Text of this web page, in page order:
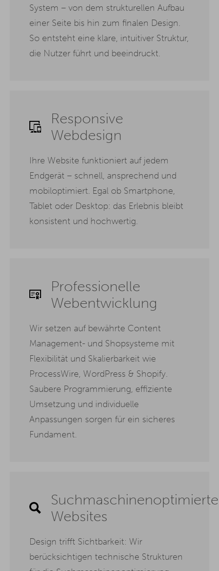
System – von dem strukturellen Aufbau
einer Seite bis hin zum finalen Design.
So entsteht eine klare, intuitiver Struktur,
die Nutzer führt und beeindruckt.
Responsive
Webdesign
Ihre Website funktioniert auf jedem
Endgerät – schnell, ansprechend und
mobiloptimiert. Egal ob Smartphone,
Tablet oder Desktop: das Erlebnis bleibt
konsistent und hochwertig.
Professionelle
Webentwicklung
Wir setzen auf bewährte Content
Management- und Shopsysteme mit
Flexibilität und Skalierbarkeit wie
ProcessWire, WordPress & Shopify.
Saubere Programmierung, effiziente
Umsetzung und individuelle
Anpassungen sorgen für ein sicheres
Fundament.
Suchmaschinenoptimierte
Websites
Design trifft Sichtbarkeit: Wir
berücksichtigen technische Strukturen